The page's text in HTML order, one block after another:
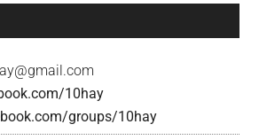
10hay
groups/10hay